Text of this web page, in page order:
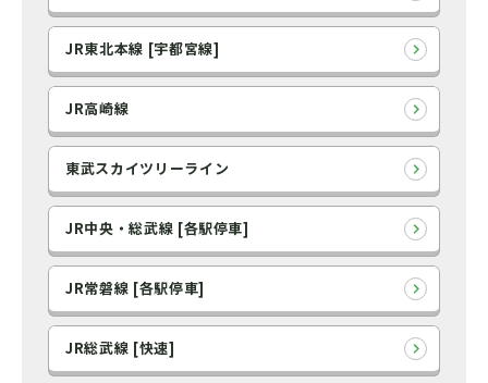
JR東北本線 [宇都宮線]
JR高崎線
東武スカイツリーライン
JR中央・総武線 [各駅停車]
JR常磐線 [各駅停車]
JR総武線 [快速]